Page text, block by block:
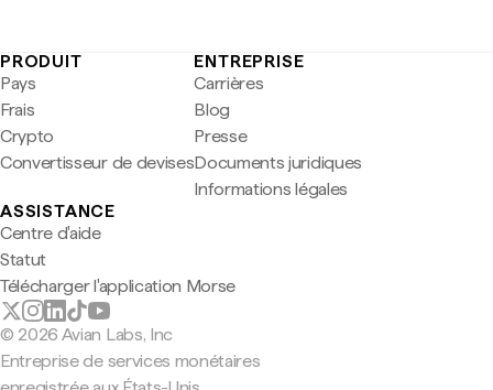
PRODUIT
Pays
Frais
Crypto
Convertisseur de devises
ENTREPRISE
Carrières
Blog
Presse
Documents juridiques
Informations légales
ASSISTANCE
Centre d'aide
Statut
Télécharger l'application Morse
© 2026 Avian Labs, Inc
Entreprise de services monétaires